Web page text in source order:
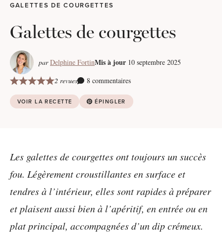
GALETTES DE COURGETTES
Galettes de courgettes
par Delphine FortinMis à jour 10 septembre 2025
2 revues
8 commentaires
VOIR LA RECETTE ÉPINGLER
Les galettes de courgettes ont toujours un succès
fou. Légèrement croustillantes en surface et
tendres à l’intérieur, elles sont rapides à préparer
et plaisent aussi bien à l’apéritif, en entrée ou en
plat principal, accompagnées d’un dip crémeux.